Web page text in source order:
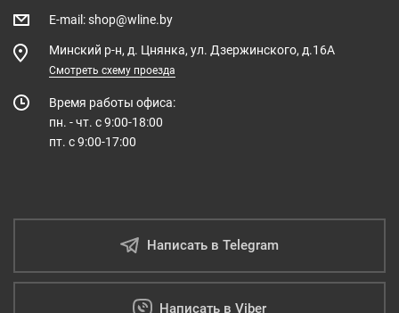
E-mail:shop@wline.by
Минский р-н, д. Цнянка, ул. Дзержинского, д.16А
Смотреть схему проезда
Время работы офиса:
пн. - чт. с 9:00-18:00
пт. с 9:00-17:00
Написать в Telegram
Написать в Viber